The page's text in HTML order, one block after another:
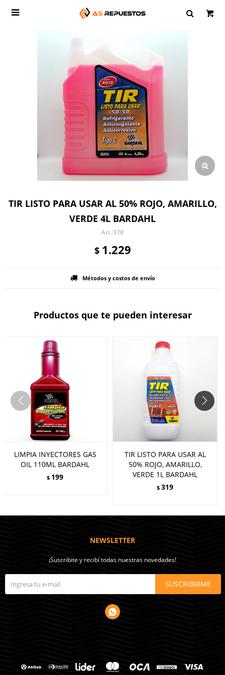

TIR LISTO PARA USAR AL 50% ROJO, AMARILLO,
VERDE 4L BARDAHL
378
$ 1.229
Métodos y costos de envío
Productos que te pueden interesar
LIMPIA INYECTORES GAS
OIL 110ML BARDAHL
$ 199
TIR LISTO PARA USAR AL
50% ROJO, AMARILLO,
VERDE 1L BARDAHL
$ 319
NEWSLETTER
¡Suscribite y recibí todas nuestras novedades!
SUSCRIBIRME
